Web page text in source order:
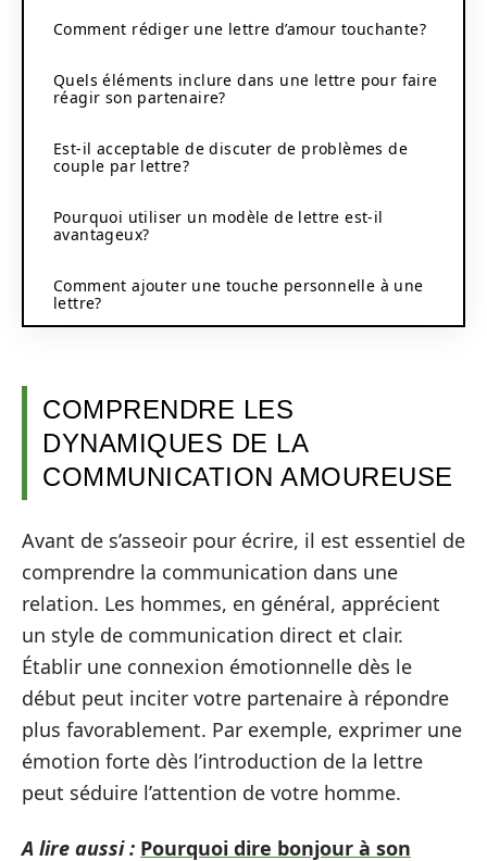
Comment rédiger une lettre d’amour touchante?
Quels éléments inclure dans une lettre pour faire
réagir son partenaire?
Est-il acceptable de discuter de problèmes de
couple par lettre?
Pourquoi utiliser un modèle de lettre est-il
avantageux?
Comment ajouter une touche personnelle à une
lettre?
COMPRENDRE LES
DYNAMIQUES DE LA
COMMUNICATION AMOUREUSE
Avant de s’asseoir pour écrire, il est essentiel de
comprendre la communication dans une
relation. Les hommes, en général, apprécient
un style de communication direct et clair.
Établir une connexion émotionnelle dès le
début peut inciter votre partenaire à répondre
plus favorablement. Par exemple, exprimer une
émotion forte dès l’introduction de la lettre
peut séduire l’attention de votre homme.
A lire aussi : Pourquoi dire bonjour à son